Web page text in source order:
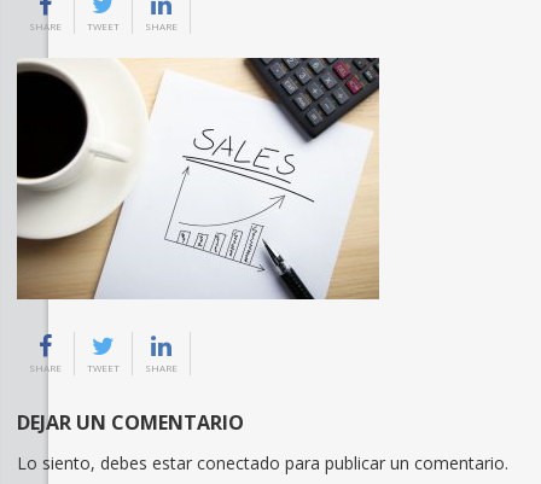
SHARE TWEET SHARE
SHARE TWEET SHARE
DEJAR UN COMENTARIO
Lo siento, debes estar conectado para publicar un comentario.